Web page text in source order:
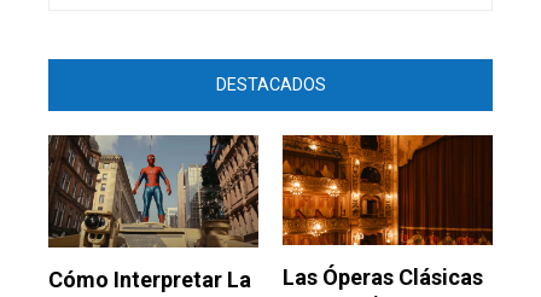
DESTACADOS
Cómo Interpretar La
Las Óperas Clásicas